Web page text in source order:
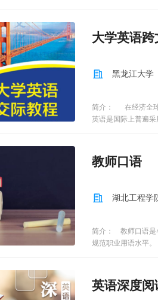
段词汇学习过程中
视频”、 “思考练习”
“在线讨论与问答”
程由青岛大学公共
助学习者扩大英语
任教师120名，师
第一周unit 1
Fear, Throwing,
and Movingunit 16
大学英语
黑龙江大学
简介： 在经济全球
英语是国际上普遍
交际的定义和种类
了文化差异在言语
教师口语
湖北工程学
简介： 教师口语是
规范职业用语水平
英语深度阅